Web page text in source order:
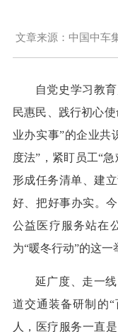
文章来源：中国中
自党史学习教
民惠民、践行初心
业办实事”的企业共
度法”，紧盯员工“
形成任务清单、建
好、把好事办实。
公益医疗服务站在
为“暖冬行动”的这一
延广度、走一
道交通装备研制的
人，医疗服务一直